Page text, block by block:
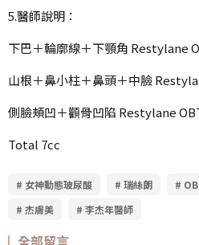
5.醫師說明：
下巴＋輪廓線＋下顎角 Restylane
山根＋鼻小柱＋鼻頭＋中臉
側臉頰凹＋顴骨凹陷 Restylane
Total 7cc
# 女神動態玻尿酸 # 瑞絲朗 #
# 杰膚美
# 李杰年醫師
全部留言